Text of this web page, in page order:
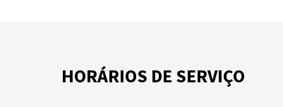
HORÁRIOS DE SERVIÇO